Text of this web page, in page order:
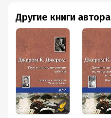
Другие книги автора